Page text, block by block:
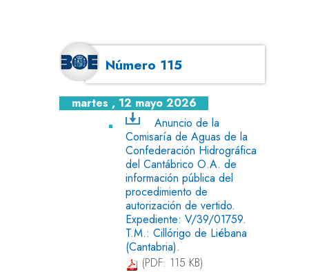
Número 115
martes , 12 mayo 2026
Anuncio de la
Comisaría de Aguas de la
Confederación Hidrográfica
del Cantábrico O.A. de
información pública del
procedimiento de
autorización de vertido.
Expediente: V/39/01759.
T.M.: Cillórigo de Liébana
(Cantabria).
(PDF: 115 KB)